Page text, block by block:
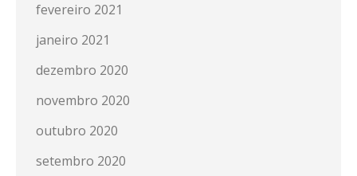
fevereiro 2021
janeiro 2021
dezembro 2020
novembro 2020
outubro 2020
setembro 2020